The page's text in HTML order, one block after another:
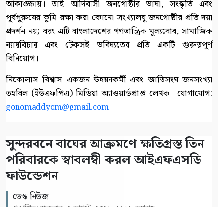
আকাঙ্ক্ষায়। তাই আদিবাসী জনগোষ্ঠীর ভাষা, সংস্কৃতি এবং
পূর্বপুরুষের ভূমি রক্ষা করা কোনো সংখ্যালঘু জনগোষ্ঠীর প্রতি দয়া
প্রদর্শন নয়; বরং এটি বাংলাদেশের গণতান্ত্রিক মূল্যবোধ, সামাজিক
ন্যায়বিচার এবং টেকসই ভবিষ্যতের প্রতি একটি গুরুত্বপূর্ণ
বিনিয়োগ।
নিকোলাস বিশ্বাস একজন উন্নয়নকর্মী এবং জাতিসংঘ জনসংখ্যা
তহবিল (ইউএফপিএ) মিডিয়া অ্যাওয়ার্ডপ্রাপ্ত লেখক। যোগাযোগ:
gonomaddyom@gmail.com
সুন্দরবনে বাঘের আক্রমণে ক্ষতিগ্রস্ত তিন
পরিবারকে স্বাবলম্বী করল আইএফএসডি
ফাউন্ডেশন
ডেস্ক নিউজ